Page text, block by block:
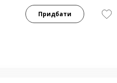
Придбати